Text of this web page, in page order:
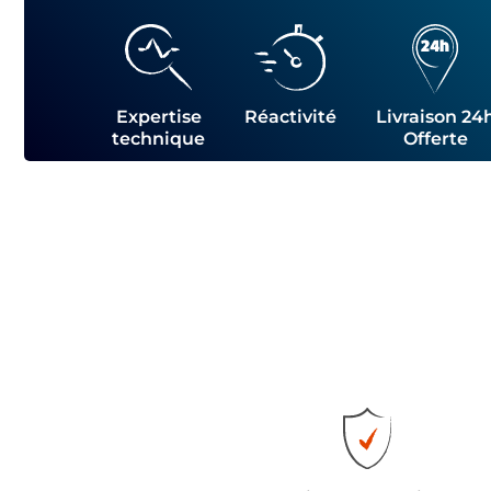
Expertise
technique
Réactivité
Livraison
Offerte